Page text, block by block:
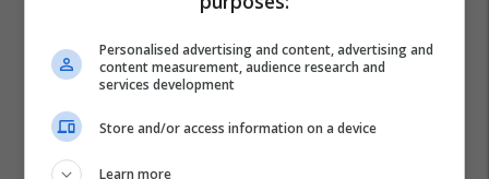
Personalised advertising and content, advertising and
content measurement, audience research and
services development
Store and/or access information on a device
Learn more